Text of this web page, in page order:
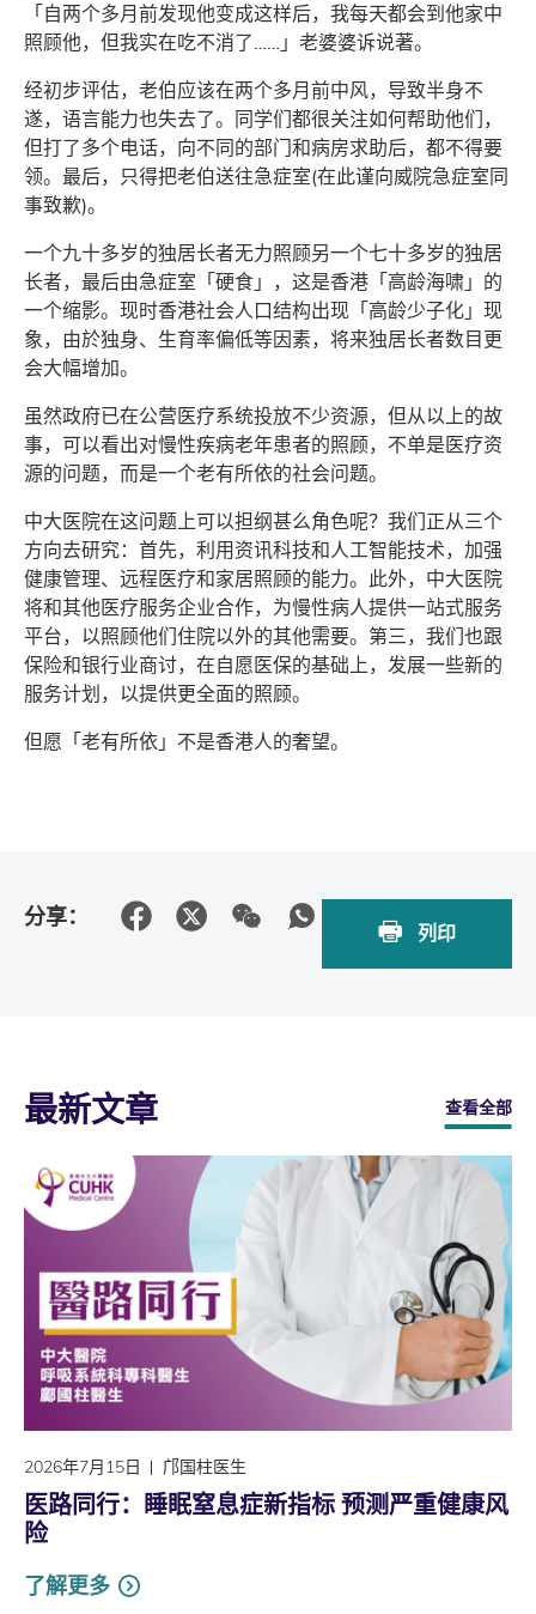
「自两个多月前发现他变成这样后，我每天都会到他家中
照顾他，但我实在吃不消了……」老婆婆诉说著。
经初步评估，老伯应该在两个多月前中风，导致半身不
遂，语言能力也失去了。同学们都很关注如何帮助他们，
但打了多个电话，向不同的部门和病房求助后，都不得要
领。最后，只得把老伯送往急症室(在此谨向威院急症室同
事致歉)。
一个九十多岁的独居长者无力照顾另一个七十多岁的独居
长者，最后由急症室「硬食」，这是香港「高龄海啸」的
一个缩影。现时香港社会人口结构出现「高龄少子化」现
象，由於独身、生育率偏低等因素，将来独居长者数目更
会大幅增加。
虽然政府已在公营医疗系统投放不少资源，但从以上的故
事，可以看出对慢性疾病老年患者的照顾，不单是医疗资
源的问题，而是一个老有所依的社会问题。
中大医院在这问题上可以担纲甚么角色呢？我们正从三个
方向去研究：首先，利用资讯科技和人工智能技术，加强
健康管理、远程医疗和家居照顾的能力。此外，中大医院
将和其他医疗服务企业合作，为慢性病人提供一站式服务
平台，以照顾他们住院以外的其他需要。第三，我们也跟
保险和银行业商讨，在自愿医保的基础上，发展一些新的
服务计划，以提供更全面的照顾。
但愿「老有所依」不是香港人的奢望。
分享：
列印
最新文章 查看全部
2026年7月15日 邝国柱医生
医路同行：睡眠窒息症新指标 预测严重健康风
险
了解更多